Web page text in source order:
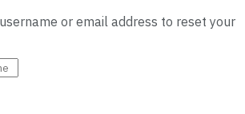
or email address to reset your